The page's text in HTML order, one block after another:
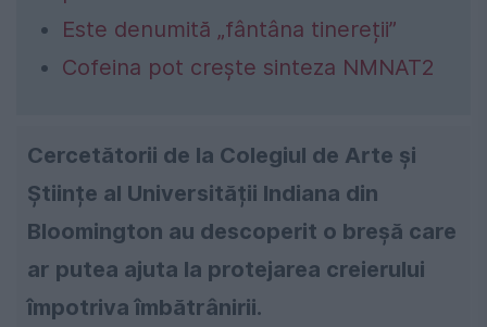
Este denumită „fântâna tinereții”
Cofeina pot crește sinteza NMNAT2
Cercetătorii de la Colegiul de Arte și
Științe al Universității Indiana din
Bloomington au descoperit o breșă care
ar putea ajuta la protejarea creierului
împotriva îmbătrânirii.